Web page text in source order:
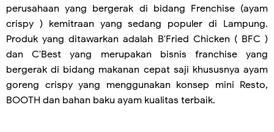
perusahaan yang bergerak di bidang Frenchise (ayam
crispy ) kemitraan yang sedang populer di Lampung.
Produk yang ditawarkan adalah B'Fried Chicken ( BFC )
dan C'Best yang merupakan bisnis franchise yang
bergerak di bidang makanan cepat saji khususnya ayam
goreng crispy yang menggunakan konsep mini Resto,
BOOTH dan bahan baku ayam kualitas terbaik.